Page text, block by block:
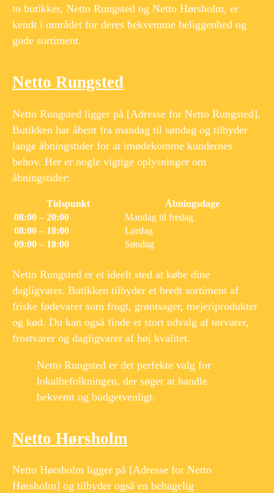
to butikker, Netto Rungsted og Netto Hørsholm, er
kendt i området for deres bekvemme beliggenhed og
gode sortiment.
Netto Rungsted
Netto Rungsted ligger på [Adresse for Netto Rungsted].
Butikken har åbent fra mandag til søndag og tilbyder
lange åbningstider for at imødekomme kundernes
behov. Her er nogle vigtige oplysninger om
åbningstider:
Tidspunkt
Åbningsdage
08:00 – 20:00
Mandag til fredag
08:00 – 18:00
Lørdag
09:00 – 18:00
Søndag
Netto Rungsted er et ideelt sted at købe dine
dagligvarer. Butikken tilbyder et bredt sortiment af
friske fødevarer som frugt, grøntsager, mejeriprodukter
og kød. Du kan også finde et stort udvalg af tørvarer,
frostvarer og dagligvarer af høj kvalitet.
Netto Rungsted er det perfekte valg for
lokalbefolkningen, der søger at handle
bekvemt og budgetvenligt.
Netto Hørsholm
Netto Hørsholm ligger på [Adresse for Netto
Hørsholm] og tilbyder også en behagelig